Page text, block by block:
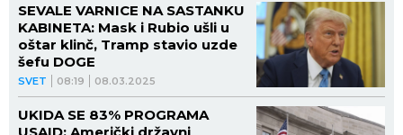
SVET 08:19 08.03.2025
SEVALE VARNICE NA SASTANKU
KABINETA: Mask i Rubio ušli u
oštar klinč, Tramp stavio uzde
šefu DOGE
UKIDA SE 83% PROGRAMA